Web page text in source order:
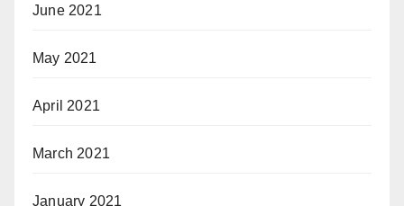
June 2021
May 2021
April 2021
March 2021
January 2021